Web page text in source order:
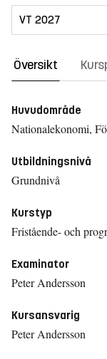
Översikt
Huvudområde
Nationalekonomi,
Utbildningsnivå
Grundnivå
Kurstyp
Fristående- och
Examinator
Peter Andersson
Kursansvarig
Peter Andersson